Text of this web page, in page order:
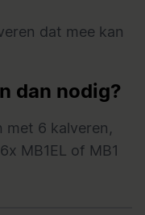
dat mee kan
dan nodig?
met 6 kalveren,
MB1EL of MB1